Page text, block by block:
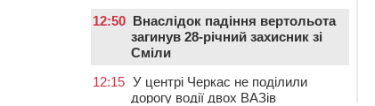
12:50 Внаслідок падіння вертольота
загинув 28-річний захисник зі
Сміли
12:15 У центрі Черкас не поділили
дорогу водії двох ВАЗів